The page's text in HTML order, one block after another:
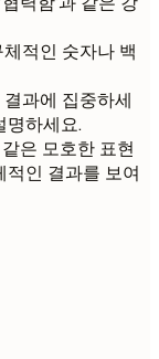
적인 숫자나 백
과에 집중하세
명하세요.
은 모호한 표현
적인 결과를 보여